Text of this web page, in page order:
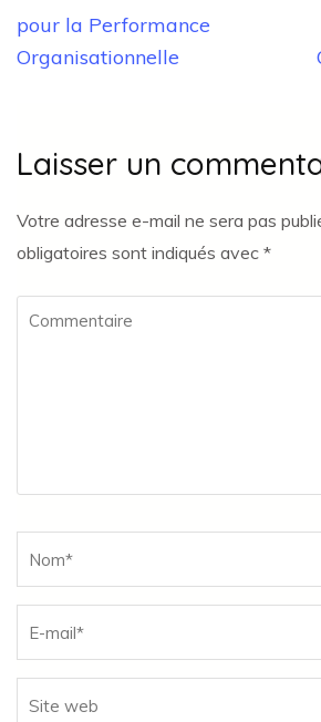
l’article
pour la Performance
Organisationnelle
Laisser un
Votre adresse e-mail ne sera pas
obligatoires sont indiqués avec *
Commentaire